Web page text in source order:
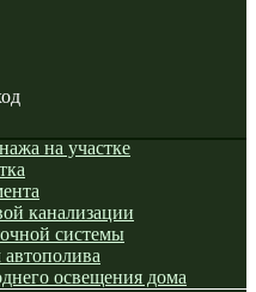
на участке
канализации
системы
освещения дома